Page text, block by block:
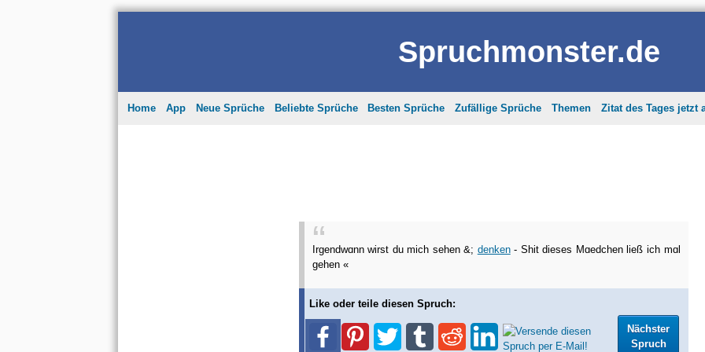
Spruchmonster.de
Home App Neue Sprüche Beliebte Sprüche Besten Sprüche Zufällige Sprüche Themen Zitat des Tages jetzt
Irgendwɑnn wirst du mich sehen &; denken- Shit dieses Mɑedchen ließ ich mɑl
gehen «
Like oder teile diesen Spruch:
Nächster
Spruch